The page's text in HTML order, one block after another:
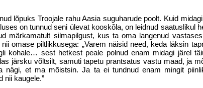
lõpuks Troojale rahu Aasia suguharude poolt. Kuid
on tunnud seni ülevat kooskõla, on leidnud saatuslikul
märkamatult silmapilgust, kus ta oma langenud
omase piltlikkusega: „Varem näisid need, keda läksin
kohale… sest hetkest peale polnud enam midagi järel
järsku võltsilt, samuti tapetu prantsatus vastu maad, ja
nägi, et ma mõistsin. Ja ta ei tundnud enam mingit
nii kaugele.”